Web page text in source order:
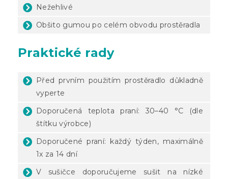
Nežehlivé
Obšito gumou po celém obvodu prostěradla
Praktické rady
Před prvním použitím prostěradlo důkladně
vyperte
Doporučená teplota praní: 30–40 °C (dle
štítku výrobce)
Doporučené praní: každý týden, maximálně
1x za 14 dní
V sušičce doporučujeme sušit na nízké